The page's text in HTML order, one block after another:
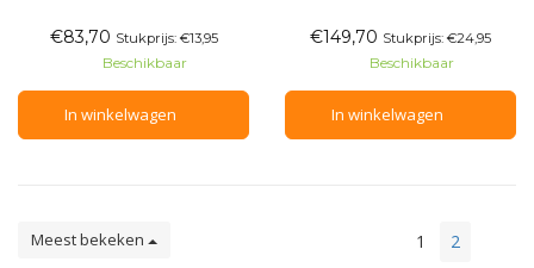
met vacuümdestillatie, verrijkt
met onvergist sap van zwarte
bessen, pruimen en kersen,
vervolgens verfijnd met
geselecteerde kruiden,
bloemen en specerijen. Een
€83,70 Stukprijs: €13,95
Beschikbaar
In winkelwagen
op de fles, hierbij ontstaan ​​de
delicate briochetonen. Na
dealcoholisatie middels
vacuumdestillatie verfijnen we
met de wijn met fijne
specerijen, kruiden en bloesem
€149,70 Stukprijs: €24,95
Beschikbaar
In winkelwagen
Meest bekeken 1 2